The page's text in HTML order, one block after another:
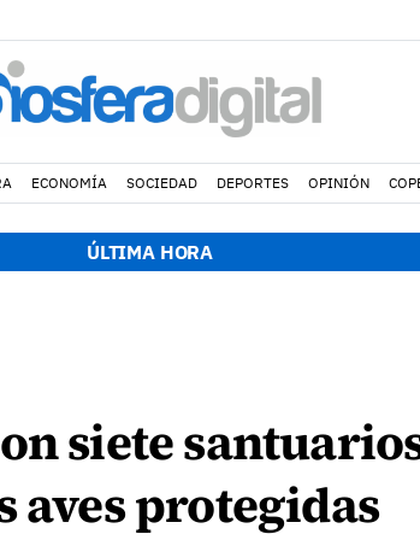
ECONOMÍA SOCIEDAD DEPORTES OPINIÓN
ÚLTIMA HORA
siete
aves protegidas